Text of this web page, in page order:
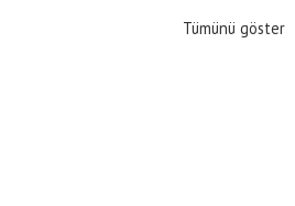
Tümünü göster